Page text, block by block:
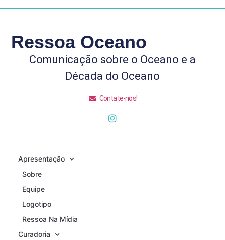
Ressoa Oceano
Comunicação sobre o Oceano e a
Década do Oceano
Contate-nos!
Apresentação
Sobre
Equipe
Logotipo
Ressoa Na Mídia
Curadoria